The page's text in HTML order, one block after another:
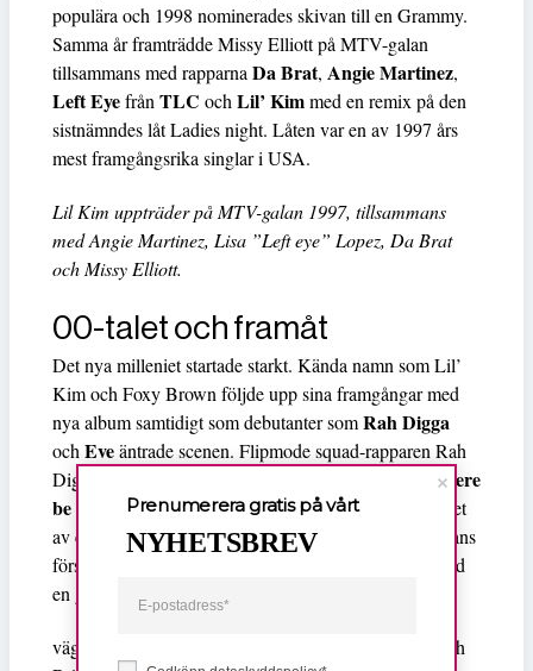
populära och 1998 nominerades skivan till en Grammy.
Samma år framträdde Missy Elliott på MTV-galan
tillsammans med rapparna Da Brat, Angie Martinez,
Left Eyefrån TLC och Lil’ Kimmed en remix på den
sistnämndes låt Ladies night. Låten var en av 1997 års
mest framgångsrika singlar i USA.
Lil Kim uppträder på MTV-galan 1997, tillsammans
med Angie Martinez, Lisa ”Left eye” Lopez, Da Brat
och Missy Elliott.
00-talet och framåt
Det nya milleniet startade starkt. Kända namn som Lil’
Kim och Foxy Brown följde upp sina framgångar med
nya album samtidigt som debutanter somRah Digga
och Eveäntrade scenen. Flipmode squad-rapparen Rah
Digga hyllades för sina välsnickrade texter och
Let there
be Eve
… Ruff Ryders first lady blev det tredje albumet
av en kvinnlig rapartist att göra entré på Billboard-listans
förstaplats. I Sverige belönades stjärnskottet Feven med
en grammis för sitt album Hela
vägen ut­ som innehöll låtar som Dom tio budorden och
Prenumerera gratis på vårt
NYHETSBREV